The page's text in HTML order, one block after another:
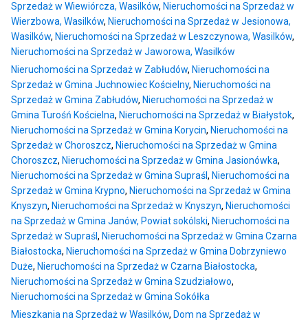
Sprzedaż w Wiewiórcza, Wasilków, Nieruchomości na Sprzedaż w
Wierzbowa, Wasilków, Nieruchomości na Sprzedaż w Jesionowa,
Wasilków, Nieruchomości na Sprzedaż w Leszczynowa, Wasilków,
Nieruchomości na Sprzedaż w Jaworowa, Wasilków
Nieruchomości na Sprzedaż w Zabłudów, Nieruchomości na
Sprzedaż w Gmina Juchnowiec Kościelny, Nieruchomości na
Sprzedaż w Gmina Zabłudów, Nieruchomości na Sprzedaż w
Gmina Turośń Kościelna, Nieruchomości na Sprzedaż w Białystok,
Nieruchomości na Sprzedaż w Gmina Korycin, Nieruchomości na
Sprzedaż w Choroszcz, Nieruchomości na Sprzedaż w Gmina
Choroszcz, Nieruchomości na Sprzedaż w Gmina Jasionówka,
Nieruchomości na Sprzedaż w Gmina Supraśl, Nieruchomości na
Sprzedaż w Gmina Krypno, Nieruchomości na Sprzedaż w Gmina
Knyszyn, Nieruchomości na Sprzedaż w Knyszyn, Nieruchomości
na Sprzedaż w Gmina Janów, Powiat sokólski, Nieruchomości na
Sprzedaż w Supraśl, Nieruchomości na Sprzedaż w Gmina Czarna
Białostocka, Nieruchomości na Sprzedaż w Gmina Dobrzyniewo
Duże, Nieruchomości na Sprzedaż w Czarna Białostocka,
Nieruchomości na Sprzedaż w Gmina Szudziałowo,
Nieruchomości na Sprzedaż w Gmina Sokółka
Mieszkania na Sprzedaż w Wasilków, Dom na Sprzedaż w